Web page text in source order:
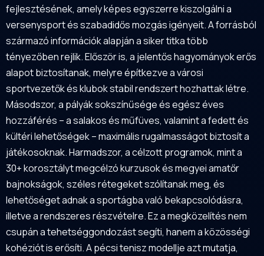
fejlesztésének, amely képes egyszerre kiszolgálni a
versenysport és szabadidős mozgás igényeit. A forrásból
származó információk alapján a siker titka több
tényezőben rejlik. Először is, a jelentős hagyományok erős
alapot biztosítanak, melyre építkezve a városi
sportvezetők és klubok stabil rendszert hozhattak létre.
Másodszor, a pályák sokszínűsége és egész éves
hozzáférés – a salakos és műfüves, valamint a fedett és
kültéri lehetőségek – maximális rugalmasságot biztosít a
játékosoknak. Harmadszor, a célzott programok, mint a
30+ korosztályt megcélzó kurzusok és megyei amatőr
bajnokságok, széles rétegeket szólítanak meg, és
lehetőséget adnak a sportágba való bekapcsolódásra,
illetve a rendszeres részvételre. Ez a megközelítés nem
csupán a tehetséggondozást segíti, hanem a közösségi
kohéziót is erősíti. A pécsi tenisz modellje azt mutatja,